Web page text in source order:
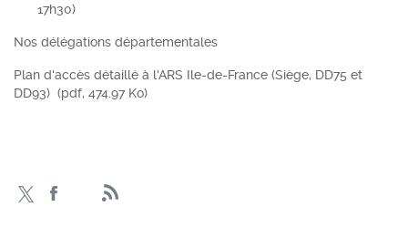
17h30)
Nos délégations départementales
Plan d'accès détaillé à l'ARS Ile-de-France (Siège, DD75 et
DD93) (pdf, 474.97 Ko)